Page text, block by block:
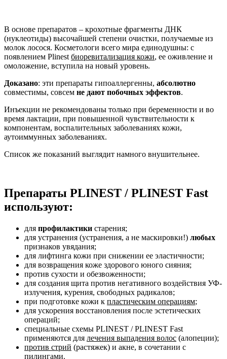
В основе препаратов – крохотные фрагменты ДНК
(нуклеотиды) высочайшей степени очистки, получаемые из
молок лосося. Косметологи всего мира единодушны: с
появлением Plinest биоревитализация кожи, ее оживление и
омоложение, вступила на новый уровень.
Доказано: эти препараты гипоаллергенны, абсолютно
совместимы, совсем не дают побочных эффектов.
Инъекции не рекомендованы только при беременности и во
время лактации, при повышенной чувствительности к
компонентам, воспалительных заболеваниях кожи,
аутоиммунных заболеваниях.
Список же показаний выглядит намного внушительнее.
Препараты PLINEST / PLINEST Fast
используют:
для профилактики старения;
для устранения (устранения, а не маскировки!) любых
признаков увядания;
для лифтинга кожи при снижении ее эластичности;
для возвращения коже здорового юного сияния;
против сухости и обезвоженности;
для создания щита против негативного воздействия УФ-
излучения, курения, свободных радикалов;
при подготовке кожи к пластическим операциям;
для ускорения восстановления после эстетических
операций;
специальные схемы PLINEST / PLINEST Fast
применяются для лечения выпадения волос (алопеции);
против стрий (растяжек) и акне, в сочетании с
пилингами.